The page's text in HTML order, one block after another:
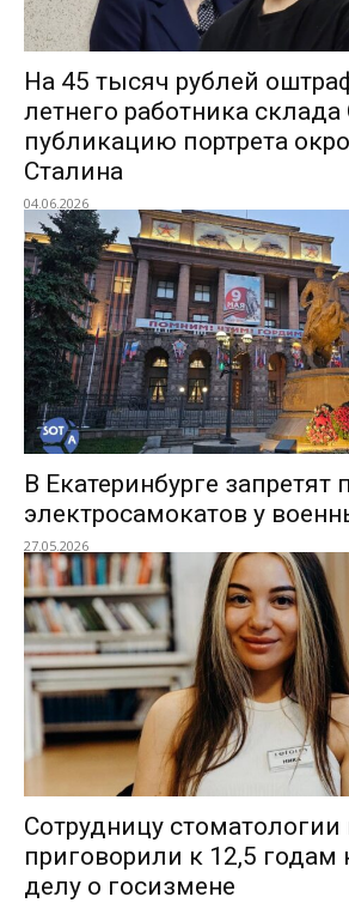
На 45 тысяч рублей
летнего работника склада
публикацию портрета
Сталина
04.06.2026
В Екатеринбурге запретят
электросамокатов у
27.05.2026
Сотрудницу
приговорили к 12,5 годам
делу о госизмене